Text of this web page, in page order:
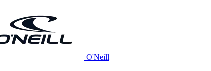
O'Neill